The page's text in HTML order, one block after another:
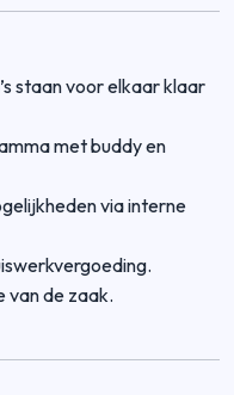
staan voor elkaar klaar
met buddy en
via interne
van de zaak.